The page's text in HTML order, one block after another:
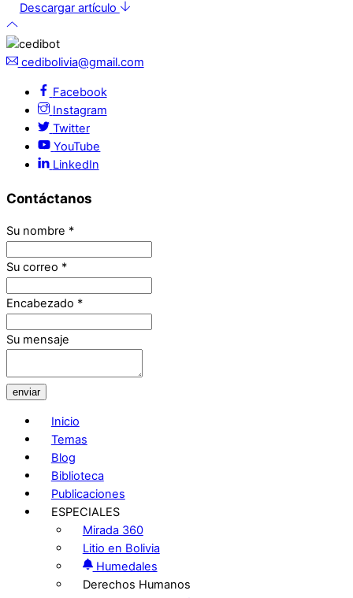
Descargar artículo
cedibolivia@gmail.com
Facebook
Instagram
Twitter
YouTube
LinkedIn
Contáctanos
Su nombre *
Su correo *
Encabezado *
Su mensaje
enviar
Inicio
Temas
Blog
Biblioteca
Publicaciones
ESPECIALES
Mirada 360
Litio en Bolivia
Humedales
Derechos Humanos